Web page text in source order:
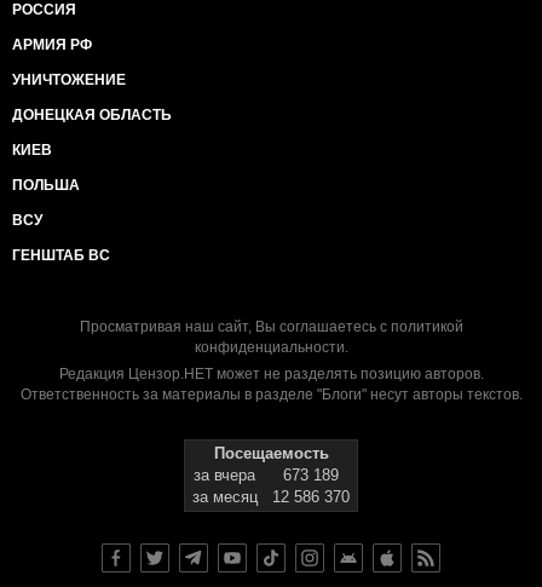
РОССИЯ
АРМИЯ РФ
УНИЧТОЖЕНИЕ
ДОНЕЦКАЯ ОБЛАСТЬ
КИЕВ
ПОЛЬША
ВСУ
ГЕНШТАБ ВС
Просматривая наш сайт, Вы соглашаетесь с политикой
конфиденциальности.
Редакция Цензор.НЕТ может не разделять позицию авторов.
Ответственность за материалы в разделе "Блоги" несут авторы текстов.
Посещаемость
за вчера
673 189
за месяц
12 586 370